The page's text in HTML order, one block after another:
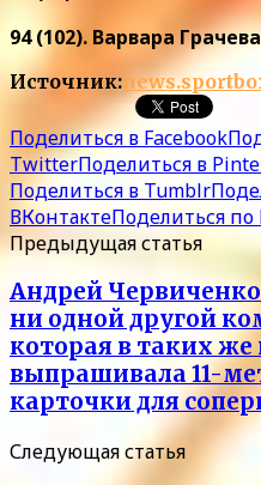
94 (102). Варвара
Источник:
Поделиться в Facebook
TwitterПоделиться в
Поделиться в Tumblr
ВКонтактеПоделиться по
Предыдущая статья
Андрей
ни одной другой
которая в таких же
выпрашивала 11-
карточки для
Следующая статья